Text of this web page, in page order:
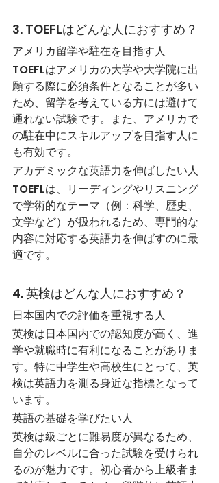
3. TOEFLはどんな人におすすめ？
アメリカ留学や駐在を目指す人
TOEFLはアメリカの大学や大学院に出
願する際に必須条件となることが多い
ため、留学を考えている方には避けて
通れない試験です。また、アメリカで
の駐在中にスキルアップを目指す人に
も有効です。
アカデミックな英語力を伸ばしたい人
TOEFLは、リーディングやリスニング
で学術的なテーマ（例：科学、歴史、
文学など）が扱われるため、専門的な
内容に対応する英語力を伸ばすのに最
適です。
4. 英検はどんな人におすすめ？
日本国内での評価を重視する人
英検は日本国内での認知度が高く、進
学や就職時に有利になることがありま
す。特に中学生や高校生にとって、英
検は英語力を測る身近な指標となって
います。
英語の基礎を学びたい人
英検は級ごとに難易度が異なるため、
自分のレベルに合った試験を受けられ
るのが魅力です。初心者から上級者ま